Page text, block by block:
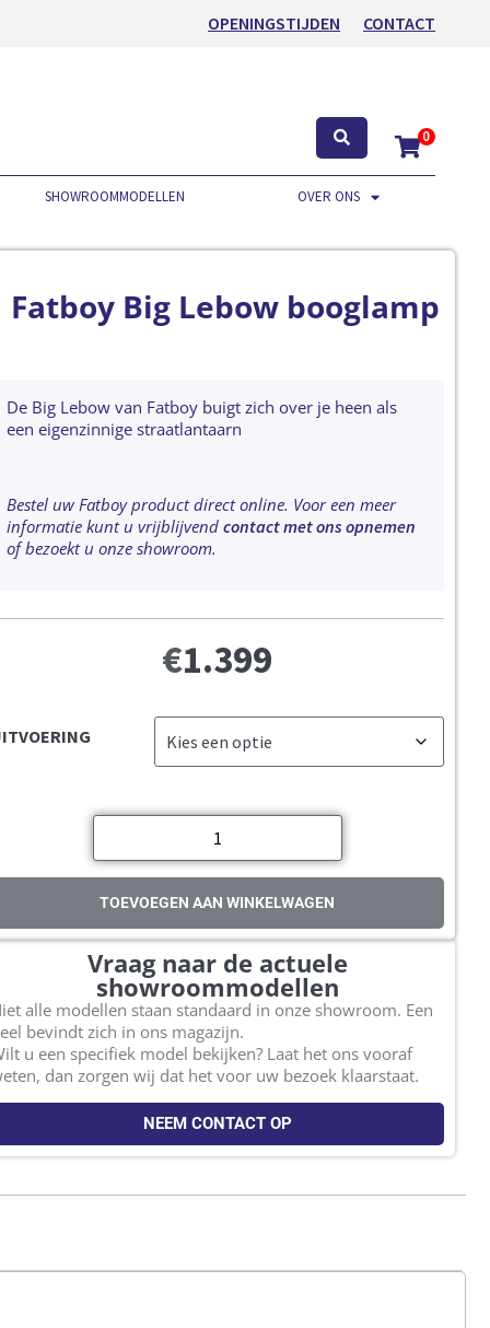
OPENINGSTIJDEN CONTACT
0
SHOWROOMMODELLEN OVER ONS
Fatboy Big Lebow booglamp
De Big Lebow van Fatboy buigt zich over je heen als
een eigenzinnige straatlantaarn
Bestel uw Fatboy product direct online. Voor een meer
informatie kunt u vrijblijvend contact met ons opnemen
of bezoekt u onze showroom.
€1.399
TOEVOEGEN AAN WINKELWAGEN
Vraag naar de actuele
showroommodellen
alle modellen staan standaard in onze showroom. Een
bevindt zich in ons magazijn.
u een specifiek model bekijken? Laat het ons vooraf
dan zorgen wij dat het voor uw bezoek klaarstaat.
NEEM CONTACT OP